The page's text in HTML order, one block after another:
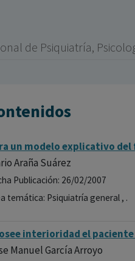
de Psiquiatría,
un modelo explicativo
Araña Suárez
Publicación: 26/02/2007
temática: Psiquiatría general , .
interioridad el
Manuel García Arroyo